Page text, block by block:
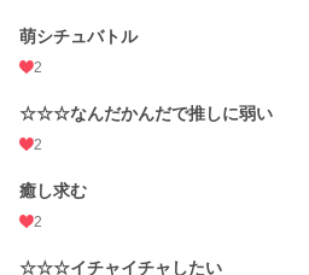
萌シチュバトル
2
☆☆☆なんだかんだで推しに弱い
2
癒し求む
2
☆☆☆イチャイチャしたい